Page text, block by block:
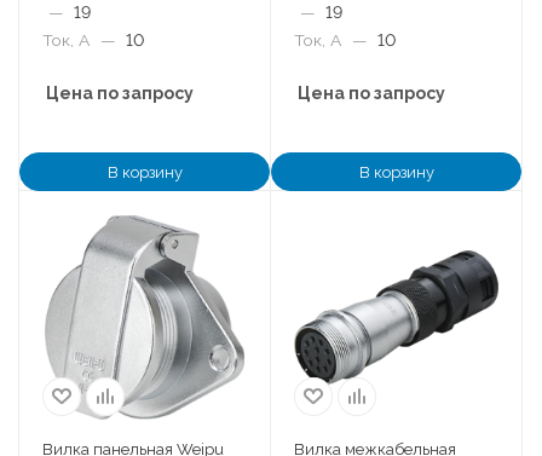
— 19
Ток, А
— 10
Цена по запросу
В корзину
— 19
Ток, А
— 10
Цена по запросу
В корзину
Вилка панельная Weipu
Вилка межкабельная